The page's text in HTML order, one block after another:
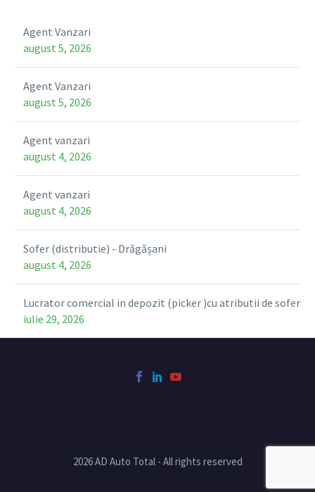
Agent Vanzari
august 5, 2026
Agent Vanzari
august 5, 2026
Agent vanzari
august 4, 2026
Agent vanzari
august 4, 2026
Sofer (distributie) - Drăgășani
august 4, 2026
Lucrator comercial in depozit (picker )cu atributii de sofer
iulie 29, 2026
2026 AD Auto Total - All rights reserved